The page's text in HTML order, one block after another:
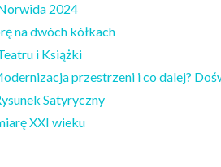
2024
na dwóch kółkach
i Książki
przestrzeni i co dalej?
Satyryczny
XXI wieku